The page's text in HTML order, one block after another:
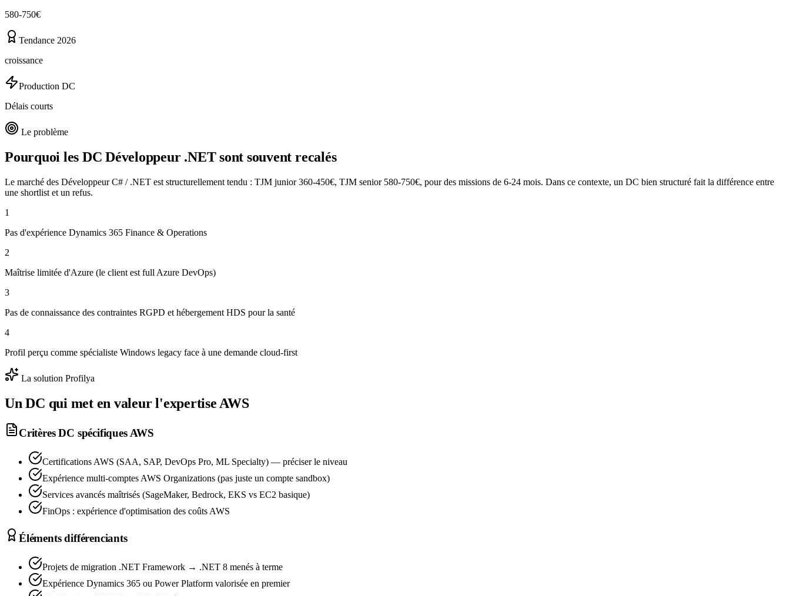
580-750€
Tendance 2026
croissance
Production DC
Délais courts
Le problème
Pourquoi les DCDéveloppeur .NETsont souvent recalés
Le marché des Développeur C# / .NET est structurellement tendu : TJM junior 360-450€, TJM senior 580-750€, pour des missions de 6-24 mois. Dans ce contexte, un DC bien structuré fait la différence entre
une shortlist et un refus.
1
Pas d'expérience Dynamics 365 Finance & Operations
2
Maîtrise limitée d'Azure (le client est full Azure DevOps)
3
Pas de connaissance des contraintes RGPD et hébergement HDS pour la santé
4
Profil perçu comme spécialiste Windows legacy face à une demande cloud-first
La solution Profilya
Un DC qui met en valeur l'expertise AWS
Critères DC spécifiquesAWS
Certifications AWS (SAA, SAP, DevOps Pro, ML Specialty) — préciser le niveau
Expérience multi-comptes AWS Organizations (pas juste un compte sandbox)
Services avancés maîtrisés (SageMaker, Bedrock, EKS vs EC2 basique)
FinOps : expérience d'optimisation des coûts AWS
Éléments différenciants
Projets de migration .NET Framework → .NET 8 menés à terme
Expérience Dynamics 365 ou Power Platform valorisée en premier